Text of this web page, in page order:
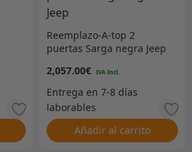
Reemplazo-A-top 2
puertas Sarga negra Jeep
2,057.00€
Añadir al carrito